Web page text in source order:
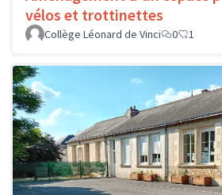
vélos et trottinettes
Collège Léonard de Vinci
0 1